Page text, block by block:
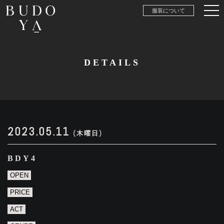
服装について
DETAILS
2023.05.11 (木曜日)
BDY4
OPEN
PRICE
ACT